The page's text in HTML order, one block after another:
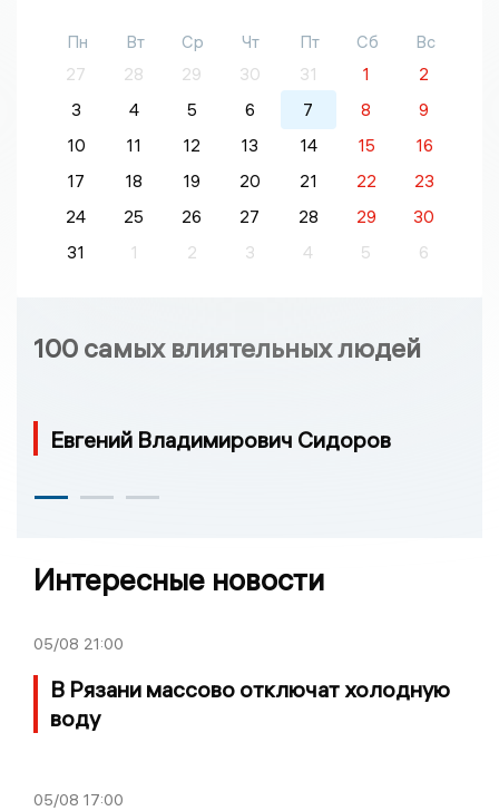
Пн Вт Ср Чт Пт Сб
Вс
27
28 29 30 31 1
2
3
4 5 6 7 8
9
10
11 12 13 14 15
16
17
18 19 20 21 22
23
24
25 26 27 28 29
30
31
1 2 3 4 5 6
100 самых влиятельных людей
Евгений Владимирович Сидоров
Интересные новости
05/08 21:00
В Рязани массово отключат холодную
воду
05/08 17:00